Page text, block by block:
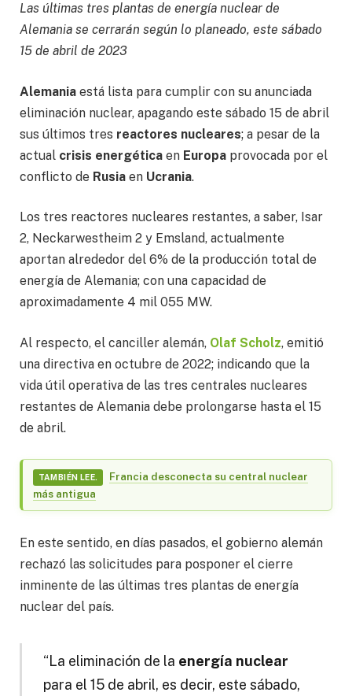
Las últimas tres plantas de energía nuclear de
Alemania se cerrarán según lo planeado, este sábado
15 de abril de 2023
Alemania está lista para cumplir con su anunciada
eliminación nuclear, apagando este sábado 15 de abril
sus últimos tres reactores nucleares; a pesar de la
actual crisis energética en Europa provocada por el
conflicto de Rusia en Ucrania.
Los tres reactores nucleares restantes, a saber, Isar
2, Neckarwestheim 2 y Emsland, actualmente
aportan alrededor del 6% de la producción total de
energía de Alemania; con una capacidad de
aproximadamente 4 mil 055 MW.
Al respecto, el canciller alemán, Olaf Scholz, emitió
una directiva en octubre de 2022; indicando que la
vida útil operativa de las tres centrales nucleares
restantes de Alemania debe prolongarse hasta el 15
de abril.
TAMBIÉN LEE.
Francia desconecta su central nuclear
más antigua
En este sentido, en días pasados, el gobierno alemán
rechazó las solicitudes para posponer el cierre
inminente de las últimas tres plantas de energía
nuclear del país.
“La eliminación de la energía nuclear
para el 15 de abril, es decir, este sábado,